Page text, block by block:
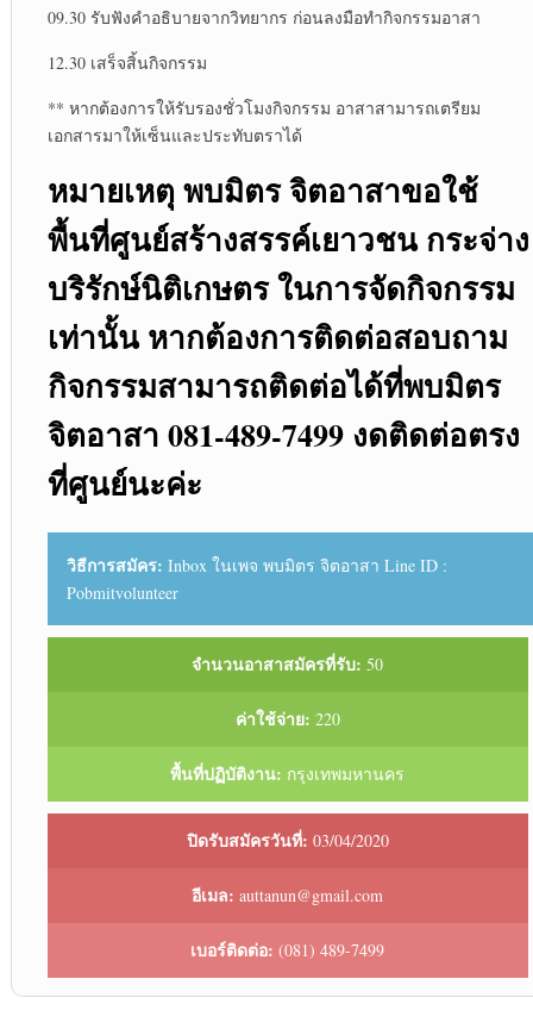
09.30 รับฟังคำอธิบายจากวิทยากร ก่อนลงมือทำกิจกรรมอาสา
12.30 เสร็จสิ้นกิจกรรม
** หากต้องการให้รับรองชั่วโมงกิจกรรม อาสาสามารถเตรียม
เอกสารมาให้เซ็นและประทับตราได้
หมายเหตุ พบมิตร จิตอาสาขอใช้
พื้นที่ศูนย์สร้างสรรค์เยาวชน กระจ่าง
บริรักษ์นิติเกษตร ในการจัดกิจกรรม
เท่านั้น หากต้องการติดต่อสอบถาม
กิจกรรมสามารถติดต่อได้ที่พบมิตร
จิตอาสา 081-489-7499 งดติดต่อตรง
ที่ศูนย์นะค่ะ
วิธีการสมัคร: Inbox ในเพจ พบมิตร จิตอาสา Line ID :
Pobmitvolunteer
จำนวนอาสาสมัครที่รับ: 50
ค่าใช้จ่าย: 220
พื้นที่ปฏิบัติงาน: กรุงเทพมหานคร
ปิดรับสมัครวันที่: 03/04/2020
อีเมล: auttanun@gmail.com
เบอร์ติดต่อ: (081) 489-7499